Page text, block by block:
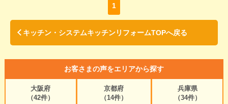
1
キッチン・システムキッチンリフォームTOPへ戻る
お客さまの声をエリアから探す
大阪府
（42件）
京都府
（14件）
兵庫県
（34件）